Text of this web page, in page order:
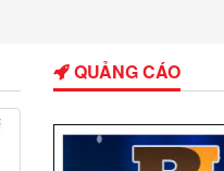
QUẢNG CÁO